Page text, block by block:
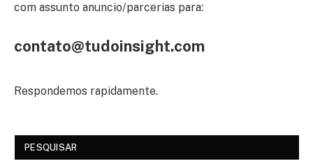
com assunto anuncio/parcerias para:
contato@tudoinsight.com
Respondemos rapidamente.
PESQUISAR